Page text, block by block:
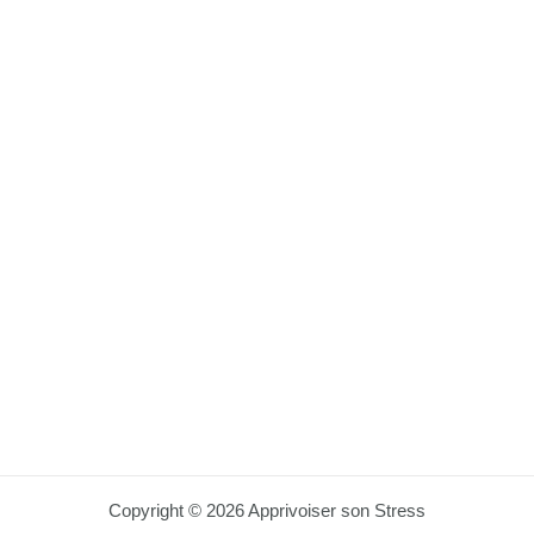
Copyright © 2026 Apprivoiser son Stress